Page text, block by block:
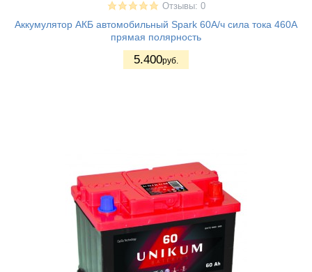
Отзывы: 0
Аккумулятор АКБ автомобильный Spark 60А/ч сила тока 460А
прямая полярность
5.400руб.